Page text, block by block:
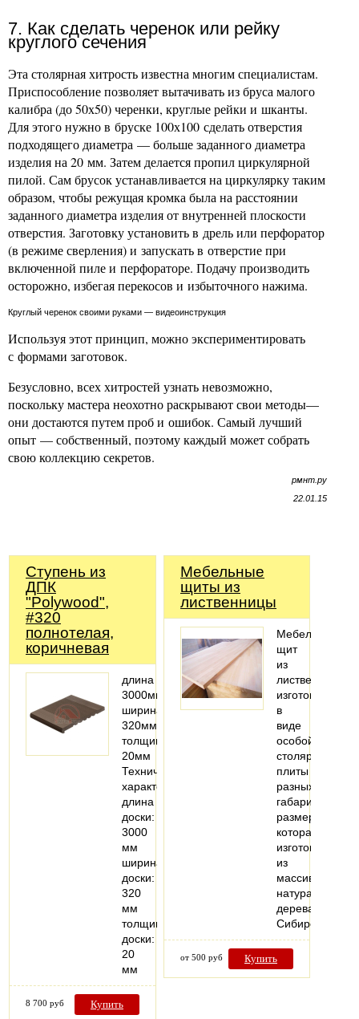
7. Как сделать черенок или рейку
круглого сечения
Эта столярная хитрость известна многим специалистам.
Приспособление позволяет вытачивать из бруса малого
калибра (до 50х50) черенки, круглые рейки и шканты.
Для этого нужно в бруске 100х100 сделать отверстия
подходящего диаметра — больше заданного диаметра
изделия на 20 мм. Затем делается пропил циркулярной
пилой. Сам брусок устанавливается на циркулярку таким
образом, чтобы режущая кромка была на расстоянии
заданного диаметра изделия от внутренней плоскости
отверстия. Заготовку установить в дрель или перфоратор
(в режиме сверления) и запускать в отверстие при
включенной пиле и перфораторе. Подачу производить
осторожно, избегая перекосов и избыточного нажима.
Круглый черенок своими руками — видеоинструкция
Используя этот принцип, можно экспериментировать
с формами заготовок.
Безусловно, всех хитростей узнать невозможно,
поскольку мастера неохотно раскрывают свои методы—
они достаются путем проб и ошибок. Самый лучший
опыт — собственный, поэтому каждый может собрать
свою коллекцию секретов.
рмнт.ру
22.01.15
Ступень из
ДПК
"Polywood",
#320
полнотелая,
коричневая
длина
3000мм;
ширина:
320мм;
толщина:
20мм
Технические
характеристики
длина
доски:
3000
мм
ширина
доски:
320
мм
толщина
доски:
20
мм
8 700 руб Купить
Мебельные
щиты из
лиственницы
Мебельный
щит
из
лиственницы
изготовлен
в
виде
особой
столярной
плиты
разных
габаритных
размеров,
которая
изготовлена
из
массива
натурального
дерева
Сибирская…
от 500 руб Купить